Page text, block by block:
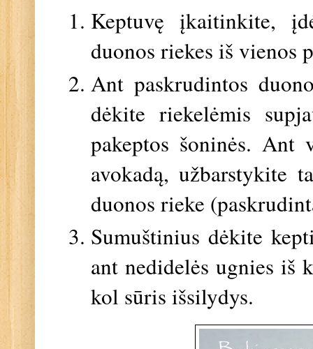
Keptuvę įkaitinkite,
duonos riekes iš vienos
Ant paskrudintos
dėkite riekelėmis
pakeptos šoninės. Ant
avokadą, užbarstykite
duonos rieke
Sumuštinius dėkite
ant nedidelės ugnies iš
kol sūris išsilydys.